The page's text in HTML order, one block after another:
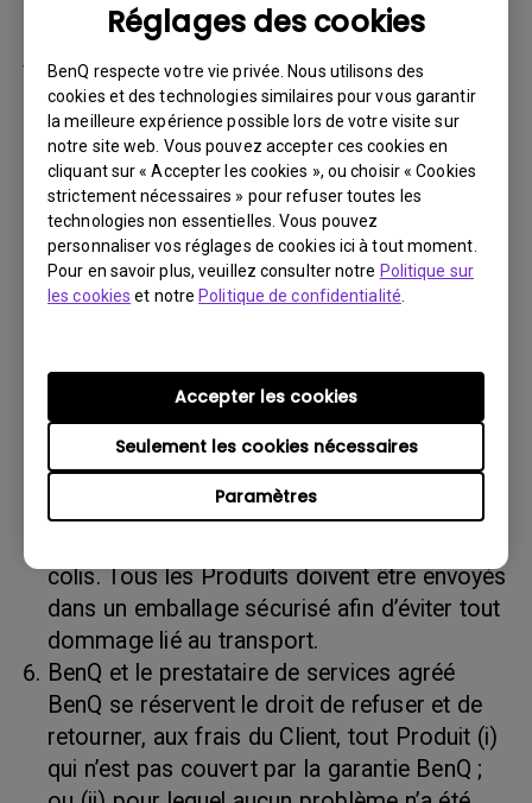
Réglages des cookies
BenQ respecte votre vie privée. Nous utilisons des
cookies et des technologies similaires pour vous garantir
la meilleure expérience possible lors de votre visite sur
notre site web. Vous pouvez accepter ces cookies en
cliquant sur « Accepter les cookies », ou choisir « Cookies
strictement nécessaires » pour refuser toutes les
technologies non essentielles. Vous pouvez
personnaliser vos réglages de cookies ici à tout moment.
Pour en savoir plus, veuillez consulter notre Politique sur
les cookies et notrePolitique de confidentialité
Paramètres
Seulement les cookies nécessaires
Accepter les cookies
par la suite.
Vous devez retourner le Produit à BenQ,
sauf indication contraire de BenQ, ou à un
prestataire de services agréé BenQ. Vous
devez prépayer les frais d’expédition, taxes
d’exportation, droits de douane et toutes
charges associées au transport du Produit
BenQ. De plus, vous êtes responsable de
l’assurance du Produit expédié et assumez
accompagnés (i) des matériaux d’expédition
et d’emballage d’origine, (ii) d’une description
du symptôme du Produit BenQ et (iii) d’une
preuve du lieu et de la date d’achat. Le
numéro RMA doit être clairement inscrit sur
colis. Tous les Produits doivent être envoyés
dans un emballage sécurisé afin d’éviter tout
dommage lié au transport.
BenQ et le prestataire de services agréé
BenQ se réservent le droit de refuser et de
retourner, aux frais du Client, tout Produit (i)
qui n’est pas couvert par la garantie BenQ ;